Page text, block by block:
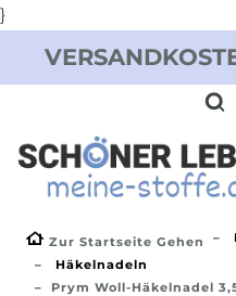
}
Zur Startseite Gehen
Häkelnadeln
Prym Woll-Häkelnadel